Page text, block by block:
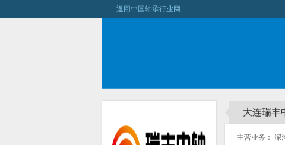
返回中国轴承行业网
大连瑞丰
主营业务： 深